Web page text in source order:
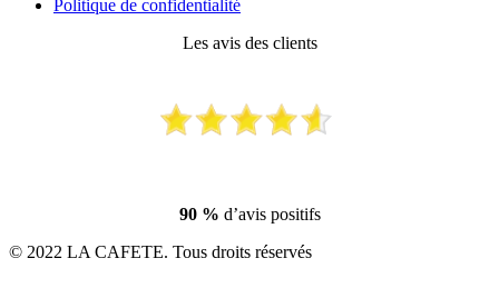
Politique de confidentialité
Les avis des clients
90 % d’avis positifs
© 2022 LA CAFETE. Tous droits réservés